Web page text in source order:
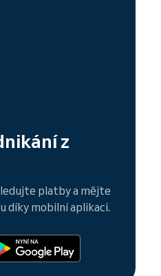
z
platby a mějte
díky mobilní aplikaci.